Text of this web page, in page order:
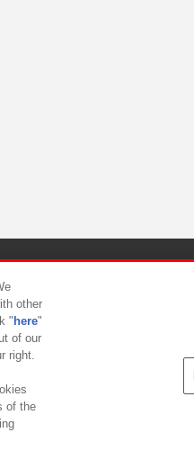
応方針
other
" here"
of our
right.
of the